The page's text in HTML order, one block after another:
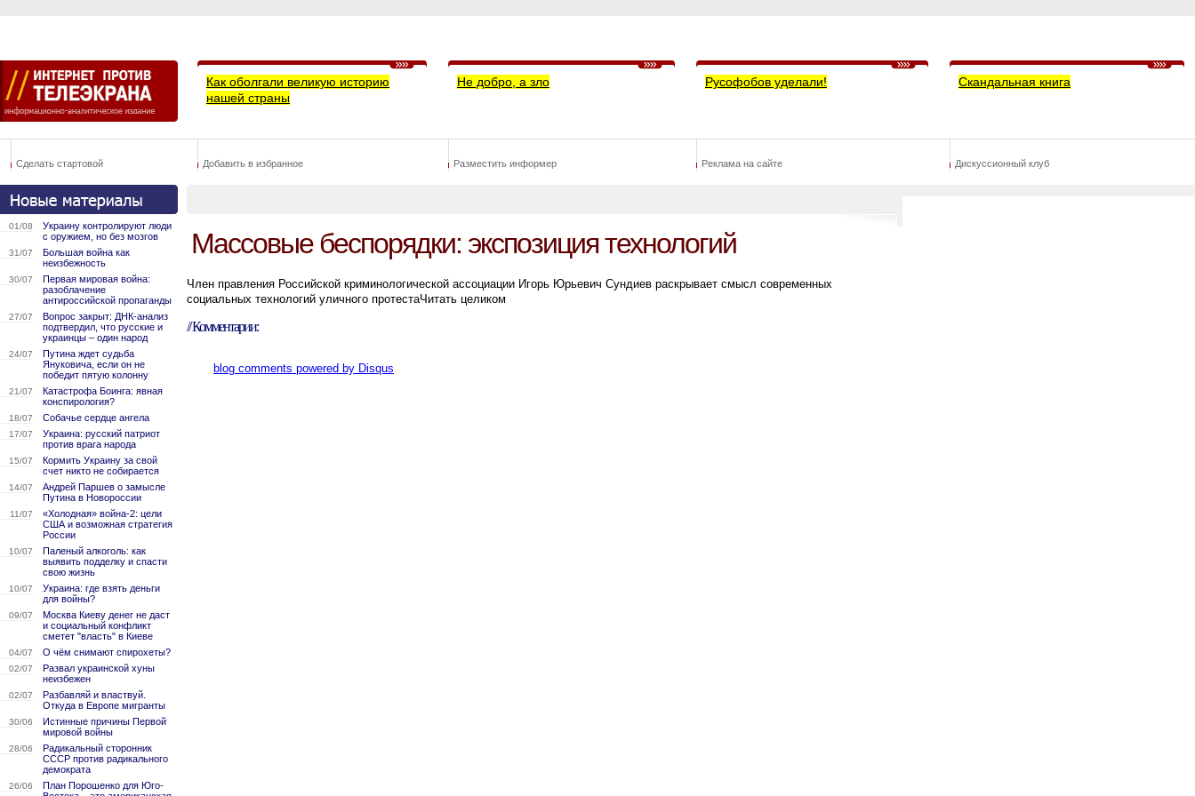
Как оболгали великую историю
нашей страны
Не добро, а зло Русофобов уделали! Скандальная книга
Сделать стартовой Добавить в избранное Разместить информер Реклама на сайте Дискуссионный клуб
01/08
Украину контролируют люди
с оружием, но без мозгов
31/07
Большая война как
неизбежность
30/07
Первая мировая война:
разоблачение
антироссийской пропаганды
27/07
Вопрос закрыт: ДНК-анализ
подтвердил, что русские и
украинцы – один народ
24/07
Путина ждет судьба
Януковича, если он не
победит пятую колонну
21/07
Катастрофа Боинга: явная
конспирология?
18/07 Собачье сердце ангела
17/07
Украина: русский патриот
против врага народа
15/07
Кормить Украину за свой
счет никто не собирается
14/07
Андрей Паршев о замысле
Путина в Новороссии
11/07
«Холодная» война-2: цели
США и возможная стратегия
России
10/07
Паленый алкоголь: как
выявить подделку и спасти
свою жизнь
10/07
Украина: где взять деньги
для войны?
09/07
Москва Киеву денег не даст
и социальный конфликт
сметет "власть" в Киеве
04/07 О чём снимают спирохеты?
02/07
Развал украинской хуны
неизбежен
02/07
Разбавляй и властвуй.
Откуда в Европе мигранты
30/06
Истинные причины Первой
мировой войны
28/06
Радикальный сторонник
СССР против радикального
демократа
26/06
План Порошенко для Юго-
Массовые беспорядки: экспозиция технологий
Член правления Российской криминологической ассоциации Игорь Юрьевич Сундиев раскрывает смысл современных
социальных технологий уличного протестаЧитать целиком
// Комментарии:
blog comments powered by Disqus